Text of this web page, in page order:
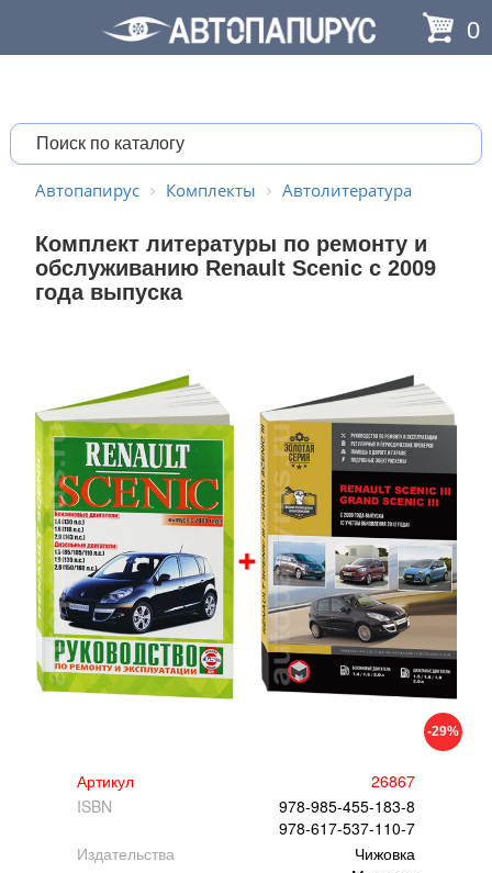
0
Автопапирус Комплекты Автолитература
Комплект литературы по ремонту и
обслуживанию Renault Scenic с 2009
года выпуска
-29%
Артикул
26867
ISBN
978-985-455-183-8
978-617-537-110-7
Издательства
Чижовка